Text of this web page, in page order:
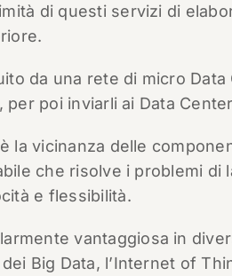
di questi servizi di
da una rete di micro
poi inviarli ai Data
la vicinanza delle
che risolve i problemi di
e flessibilità.
vantaggiosa in
Big Data, l’Internet of